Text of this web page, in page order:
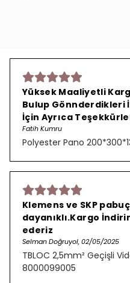
Yüksek Maaliyetli
Bulup Gönnderdikleri
İçin Ayrıca
Fatih Kumru
Polyester Pano
Klemens ve SKP
dayanıklı.Kargo
ederiz
Selman Doğruyol, 02/05/2025
TBLOC 2,5mm² Geçişli
8000099005